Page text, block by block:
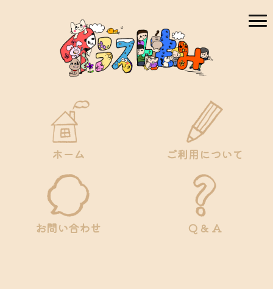
ホーム ご利用について
お問い合わせ Q & A